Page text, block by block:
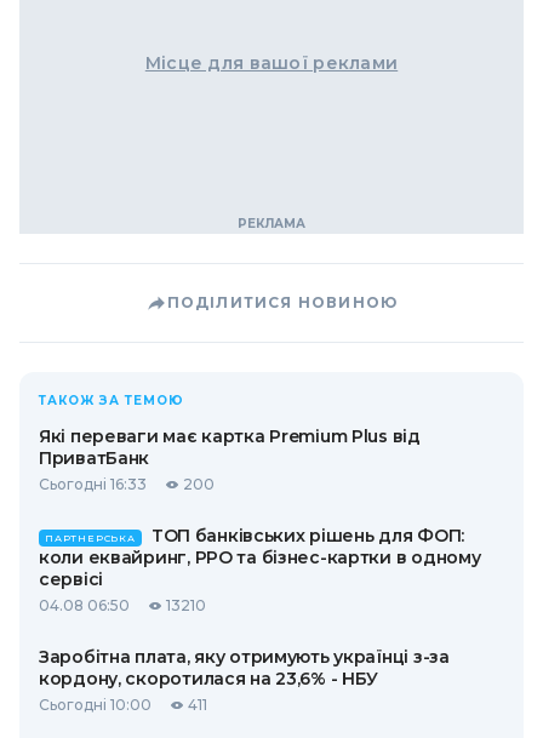
Місце для вашої реклами
ПОДІЛИТИСЯ НОВИНОЮ
ТАКОЖ ЗА ТЕМОЮ
Які переваги має картка Premium Plus від
ПриватБанк
Сьогодні 16:33 200
ПАРТНЕРСЬКА
ТОП банківських рішень для ФОП:
коли еквайринг, РРО та бізнес-картки в одному
сервісі
04.08 06:50 13210
Заробітна плата, яку отримують українці з-за
кордону, скоротилася на 23,6% - НБУ
Сьогодні 10:00 411